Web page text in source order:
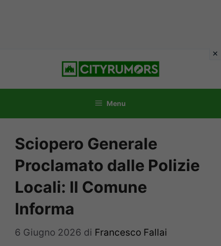
Menu
Sciopero Generale
Proclamato dalle Polizie
Locali: Il Comune
Informa
6 Giugno 2026 di Francesco Fallai